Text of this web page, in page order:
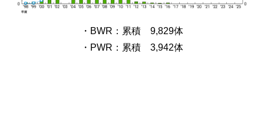
・BWR：累積 9,829体
・PWR：累積 3,942体